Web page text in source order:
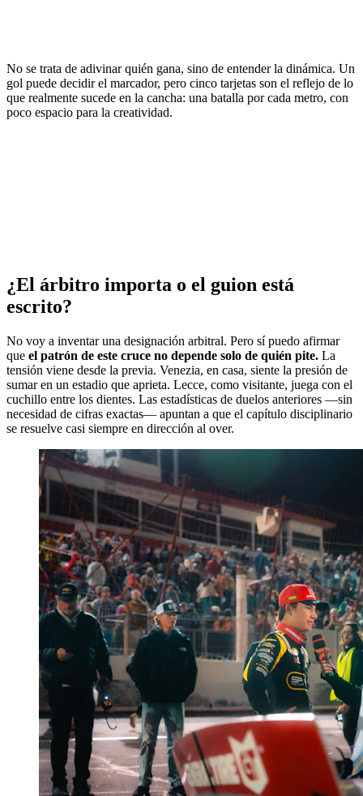
No se trata de adivinar quién gana, sino de entender la dinámica. Un
gol puede decidir el marcador, pero cinco tarjetas son el reflejo de lo
que realmente sucede en la cancha: una batalla por cada metro, con
poco espacio para la creatividad.
¿El árbitro importa o el guion está
escrito?
No voy a inventar una designación arbitral. Pero sí puedo afirmar
que el patrón de este cruce no depende solo de quién pite. La
tensión viene desde la previa. Venezia, en casa, siente la presión de
sumar en un estadio que aprieta. Lecce, como visitante, juega con el
cuchillo entre los dientes. Las estadísticas de duelos anteriores —sin
necesidad de cifras exactas— apuntan a que el capítulo disciplinario
se resuelve casi siempre en dirección al over.